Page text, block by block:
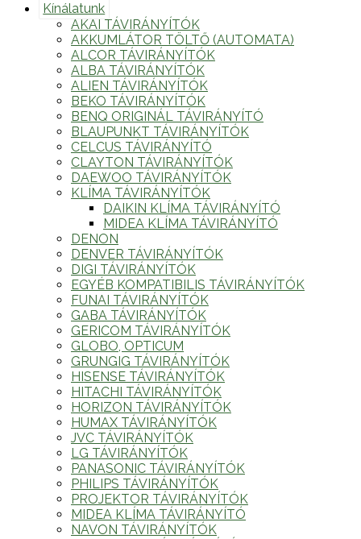
Kínálatunk
AKAI TÁVIRÁNYÍTÓK
AKKUMLÁTOR TÖLTŐ (AUTOMATA)
ALCOR TÁVIRÁNYÍTÓK
ALBA TÁVIRÁNYÍTÓK
ALIEN TÁVIRÁNYÍTÓK
BEKO TÁVIRÁNYÍTÓK
BENQ ORIGINÁL TÁVIRÁNYÍTÓ
BLAUPUNKT TÁVIRÁNYÍTÓK
CELCUS TÁVIRÁNYÍTÓ
CLAYTON TÁVIRÁNYÍTÓK
DAEWOO TÁVIRÁNYÍTÓK
KLÍMA TÁVIRÁNYÍTÓK
DAIKIN KLÍMA TÁVIRÁNYÍTÓ
MIDEA KLÍMA TÁVIRÁNYÍTÓ
DENON
DENVER TÁVIRÁNYÍTÓK
DIGI TÁVIRÁNYÍTÓK
EGYÉB KOMPATIBILIS TÁVIRÁNYÍTÓK
FUNAI TÁVIRÁNYÍTÓK
GABA TÁVIRÁNYÍTÓK
GERICOM TÁVIRÁNYÍTÓK
GLOBO, OPTICUM
GRUNGIG TÁVIRÁNYÍTÓK
HISENSE TÁVIRÁNYÍTÓK
HITACHI TÁVIRÁNYÍTÓK
HORIZON TÁVIRÁNYÍTÓK
HUMAX TÁVIRÁNYÍTÓK
JVC TÁVIRÁNYÍTÓK
LG TÁVIRÁNYÍTÓK
PANASONIC TÁVIRÁNYÍTÓK
PHILIPS TÁVIRÁNYÍTÓK
PROJEKTOR TÁVIRÁNYÍTÓK
MIDEA KLÍMA TÁVIRÁNYÍTÓ
NAVON TÁVIRÁNYÍTÓK